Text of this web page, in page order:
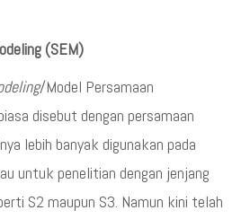
(SEM)
/Model Persamaan
disebut dengan persamaan
lebih banyak digunakan pada
untuk penelitian dengan jenjang
S2 maupun S3. Namun kini telah